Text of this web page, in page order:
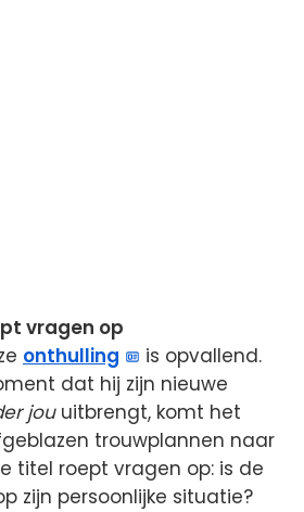
vragen op
onthulling
is opvallend.
dat hij zijn nieuwe
jouuitbrengt, komt het
trouwplannen naar
titel roept vragen op: is de
zijn persoonlijke situatie?